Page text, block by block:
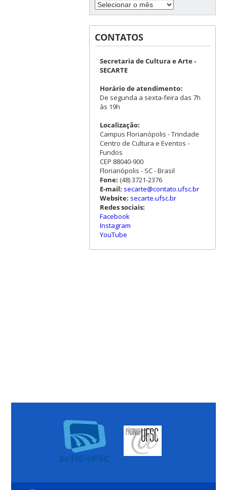
CONTATOS
Secretaria de Cultura e Arte -
SECARTE
Horário de atendimento:
De segunda a sexta-feira das 7h
às 19h
Localização:
Campus Florianópolis - Trindade
Centro de Cultura e Eventos -
Fundos
CEP 88040-900
Florianópolis - SC - Brasil
Fone: (48) 3721-2376
E-mail: secarte@contato.ufsc.br
Website: secarte.ufsc.br
Redes sociais:
Facebook
Instagram
YouTube